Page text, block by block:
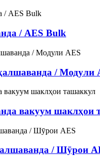
/ AES Bulk
/ Модули
вакуум шаклҳои
/ Шӯрои